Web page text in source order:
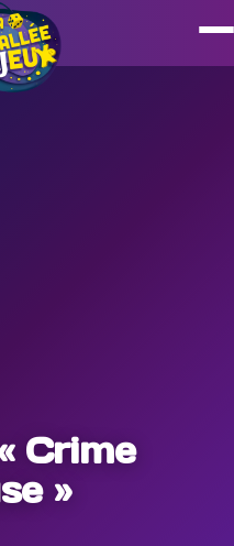
Crime
»